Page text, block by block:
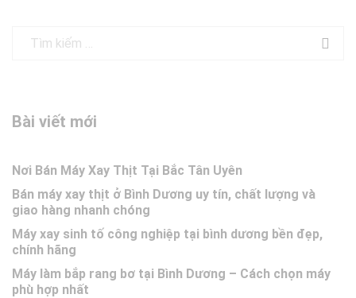
Bài viết mới
Nơi Bán Máy Xay Thịt Tại Bắc Tân Uyên
Bán máy xay thịt ở Bình Dương uy tín, chất lượng và
giao hàng nhanh chóng
Máy xay sinh tố công nghiệp tại bình dương bền đẹp,
chính hãng
Máy làm bắp rang bơ tại Bình Dương – Cách chọn máy
phù hợp nhất